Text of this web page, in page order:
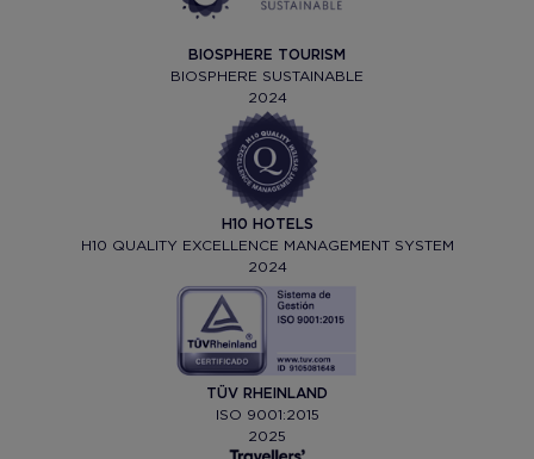
BIOSPHERE TOURISM
BIOSPHERE SUSTAINABLE
2024
H10 HOTELS
H10 QUALITY EXCELLENCE MANAGEMENT SYSTEM
2024
TÜV RHEINLAND
ISO 9001:2015
2025